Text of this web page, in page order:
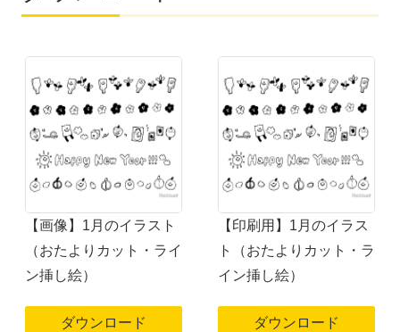
【画像】1月のイラスト
（おたよりカット・ライ
ン挿し絵）
ダウンロード
【印刷用】1月のイラス
ト（おたよりカット・ラ
イン挿し絵）
ダウンロード